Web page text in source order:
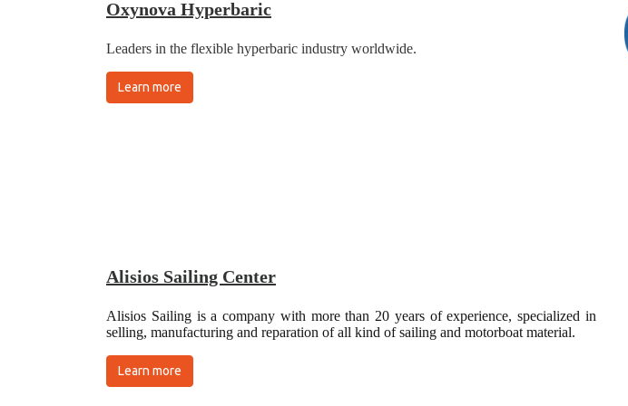
Oxynova Hyperbaric
Leaders in the flexible hyperbaric industry worldwide.
Learn more
Alisios Sailing Center
Alisios Sailing is a company with more than 20 years of experience, specialized in
selling, manufacturing and reparation of all kind of sailing and motorboat material.
Learn more